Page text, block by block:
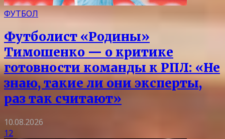
ФУТБОЛ
Футболист «Родины»
Тимошенко — о критике
готовности команды к РПЛ: «Не
знаю, такие ли они эксперты,
раз так считают»
10.08.2026
12